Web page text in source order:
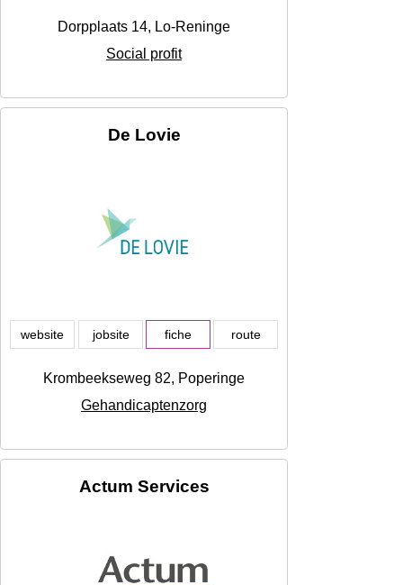
Dorpplaats 14, Lo-Reninge
Social profit
De Lovie
website jobsite fiche route
Krombeekseweg 82, Poperinge
Gehandicaptenzorg
Actum Services